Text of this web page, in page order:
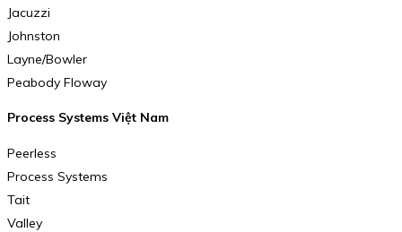
Jacuzzi
Johnston
Layne/Bowler
Peabody Floway
Process Systems Việt Nam
Peerless
Process Systems
Tait
Valley